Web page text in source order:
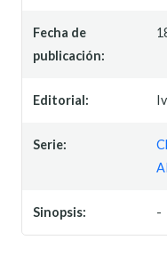
Fecha de
publicación:
Editorial:
Serie:
Sinopsis: -